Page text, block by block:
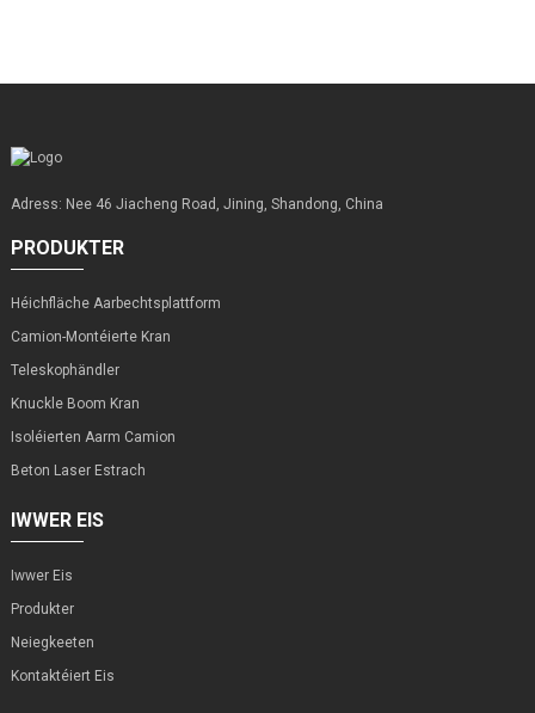
Adress: Nee 46 Jiacheng Road, Jining, Shandong, China
PRODUKTER
Héichfläche Aarbechtsplattform
Camion-Montéierte Kran
Teleskophändler
Knuckle Boom Kran
Isoléierten Aarm Camion
Beton Laser Estrach
IWWER EIS
Iwwer Eis
Produkter
Neiegkeeten
Kontaktéiert Eis